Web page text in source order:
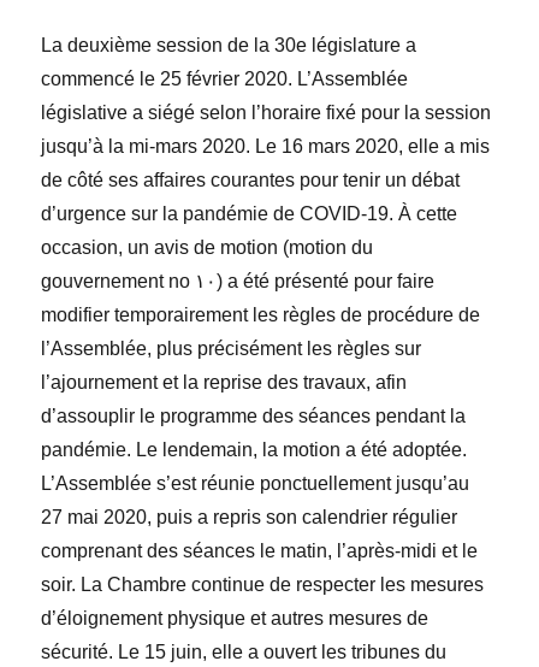
La deuxième session de la 30e législature a
commencé le 25 février 2020. L’Assemblée
législative a siégé selon l’horaire fixé pour la session
jusqu’à la mi-mars 2020. Le 16 mars 2020, elle a mis
de côté ses affaires courantes pour tenir un débat
d’urgence sur la pandémie de COVID-19.À cette
occasion, un avis de motion (motion du
gouvernement no ١٠)a été présenté pour faire
modifier temporairement les règles de procédure de
l’Assemblée, plus précisément les règles sur
l’ajournement et la reprise des travaux, afin
d’assouplir le programme des séances pendant la
pandémie. Le lendemain, la motion a été adoptée.
L’Assemblée s’est réunie ponctuellement jusqu’au
27 mai 2020, puis a repris son calendrier régulier
comprenant des séances le matin, l’après-midi et le
soir. La Chambre continue de respecter les mesures
d’éloignement physique et autres mesures de
sécurité. Le 15 juin, elle a ouvert les tribunes du